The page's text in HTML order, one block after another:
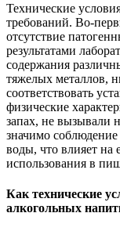
Технические
требований. Во-
отсутствие
результатами
содержания
тяжелых металлов,
соответствовать
физические
запах, не вызывали
значимо
воды, что влияет на
использования в
Как технические
алкогольных